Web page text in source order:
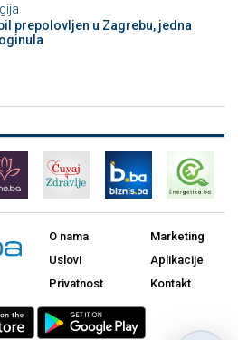
prepolovljen u Zagrebu, jedna
O nama
Uslovi
Privatnost
Marketing
Aplikacije
Kontakt